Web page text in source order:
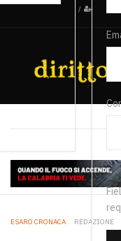
/
ESARO CRONACA REDAZIONE